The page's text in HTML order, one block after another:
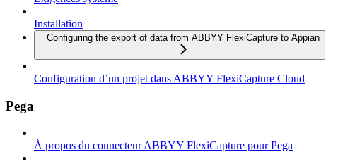
Installation
Configuring the export of data from ABBYY FlexiCapture to Appian
Configuration d’un projet dans ABBYY FlexiCapture Cloud
Pega
À propos du connecteur ABBYY FlexiCapture pour Pega